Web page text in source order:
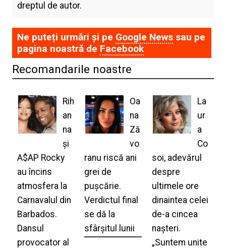
dreptul de autor.
Ne puteți urmări și pe Google Newssau pe
pagina noastră de Facebook
Recomandarile noastre
Rih
an
na
și
A$AP Rocky
au încins
atmosfera la
Carnavalul din
Barbados.
Dansul
provocator al
Oa
na
Ză
vo
ranu riscă ani
grei de
pușcărie.
Verdictul final
se dă la
sfârșitul lunii
La
ur
a
Co
soi, adevărul
despre
ultimele ore
dinaintea celei
de-a cincea
nașteri.
„Suntem unite